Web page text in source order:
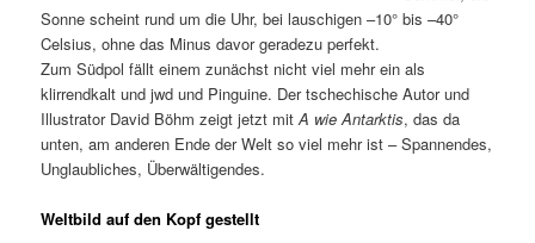
Sonne scheint rund um die Uhr, bei lauschigen –10° bis –40°
Celsius, ohne das Minus davor geradezu perfekt.
Zum Südpol fällt einem zunächst nicht viel mehr ein als
klirrendkalt und jwd und Pinguine. Der tschechische Autor und
Illustrator David Böhm zeigt jetzt mitA wie Antarktis, das da
unten, am anderen Ende der Welt so viel mehr ist – Spannendes,
Unglaubliches, Überwältigendes.
Weltbild auf den Kopf gestellt